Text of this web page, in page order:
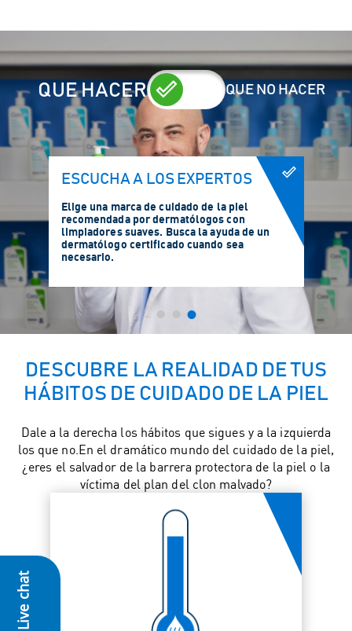
Live chat
QUE HACER QUE NO HACER
ESCUCHA A LOS EXPERTOS
Elige una marca de cuidado de la piel
recomendada por dermatólogos con
limpiadores suaves. Busca la ayuda de un
dermatólogo certificado cuando sea
necesario.
DESCUBRE LA REALIDAD DE TUS
HÁBITOS DE CUIDADO DE LA PIEL
Dale a la derecha los hábitos que sigues y a la izquierda
los que no.En el dramático mundo del cuidado de la piel,
¿eres el salvador de la barrera protectora de la piel o la
víctima del plan del clon malvado?